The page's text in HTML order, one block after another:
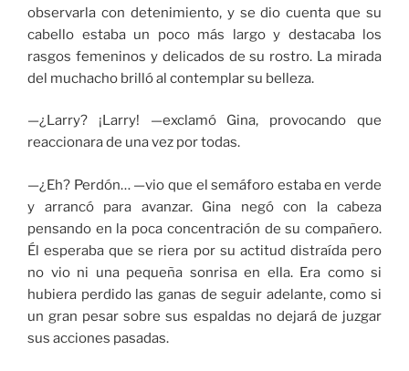
observarla con detenimiento, y se dio cuenta que su
cabello estaba un poco más largo y destacaba los
rasgos femeninos y delicados de su rostro. La mirada
del muchacho brilló al contemplar su belleza.
—¿Larry? ¡Larry! —exclamó Gina, provocando que
reaccionara de una vez por todas.
—¿Eh? Perdón… —vio que el semáforo estaba en verde
y arrancó para avanzar. Gina negó con la cabeza
pensando en la poca concentración de su compañero.
Él esperaba que se riera por su actitud distraída pero
no vio ni una pequeña sonrisa en ella. Era como si
hubiera perdido las ganas de seguir adelante, como si
un gran pesar sobre sus espaldas no dejará de juzgar
sus acciones pasadas.